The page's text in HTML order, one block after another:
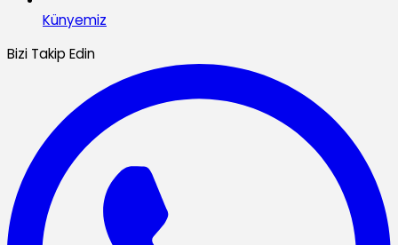
Künyemiz
Bizi Takip Edin